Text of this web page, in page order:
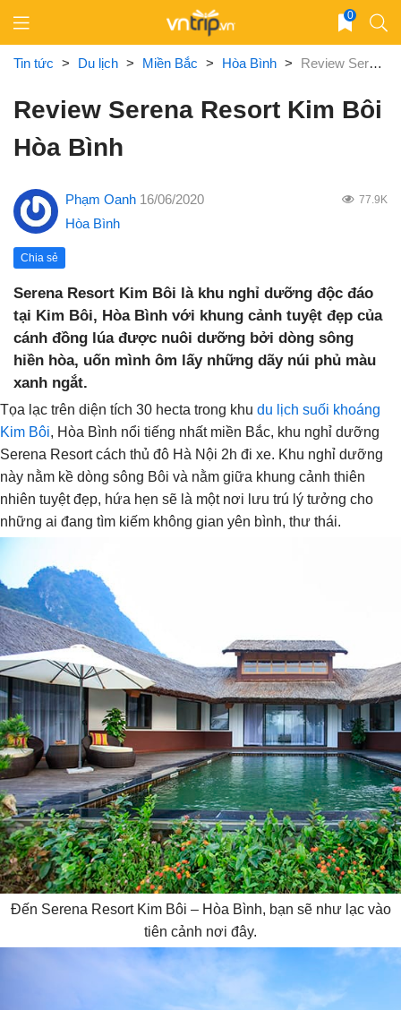
content
0
Tin tức > Du lịch > Miền Bắc > Hòa Bình > Review Serena Resort Kim Bôi Hòa Bình
Review Serena Resort Kim Bôi
Hòa Bình
Phạm Oanh 16/06/2020 77.9K
Hòa Bình
Chia sẻ
Serena Resort Kim Bôi là khu nghỉ dưỡng độc đáo
tại Kim Bôi, Hòa Bình với khung cảnh tuyệt đẹp của
cánh đồng lúa được nuôi dưỡng bởi dòng sông
hiền hòa, uốn mình ôm lấy những dãy núi phủ màu
xanh ngắt.
Tọa lạc trên diện tích 30 hecta trong khu du lịch suối khoáng
Kim Bôi, Hòa Bình nổi tiếng nhất miền Bắc, khu nghỉ dưỡng
Serena Resort cách thủ đô Hà Nội 2h đi xe. Khu nghỉ dưỡng
này nằm kề dòng sông Bôi và nằm giữa khung cảnh thiên
nhiên tuyệt đẹp, hứa hẹn sẽ là một nơi lưu trú lý tưởng cho
những ai đang tìm kiếm không gian yên bình, thư thái.
Đến Serena Resort Kim Bôi – Hòa Bình, bạn sẽ như lạc vào
tiên cảnh nơi đây.